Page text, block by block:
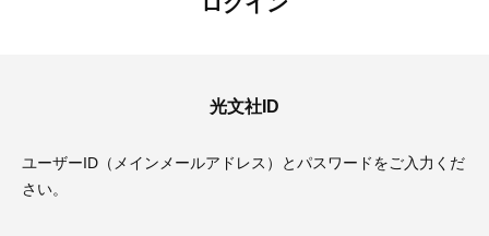
光文社ID
ユーザーID（メインメールアドレス）とパスワードをご入力くだ
さい。